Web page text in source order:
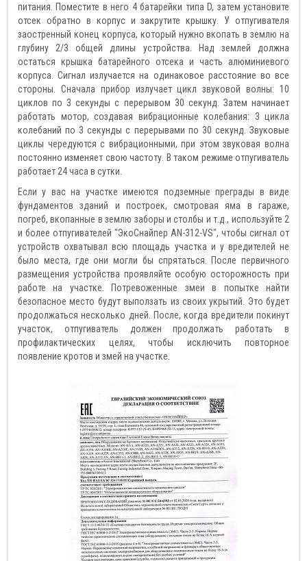
питания. Поместите в него 4 батарейки типа D, затем установите
отсек обратно в корпус и закрутите крышку. У отпугивателя
заостренный конец корпуса, который нужно вкопать в землю на
глубину 2/3 общей длины устройства. Над землей должна
остаться крышка батарейного отсека и часть алюминиевого
корпуса. Сигнал излучается на одинаковое расстояние во все
стороны. Сначала прибор излучает цикл звуковой волны: 10
циклов по 3 секунды с перерывом 30 секунд. Затем начинает
работать мотор, создавая вибрационные колебания: 3 цикла
колебаний по 3 секунды с перерывами по 30 секунд. Звуковые
циклы чередуются с вибрационными, при этом звуковая волна
постоянно изменяет свою частоту. В таком режиме отпугиватель
работает 24 часа в сутки.
Если у вас на участке имеются подземные преграды в виде
фундаментов зданий и построек, смотровая яма в гараже,
погреб, вкопанные в землю заборы и столбы и т.д., используйте 2
и более отпугивателей "ЭкоСнайпер AN-312-VS", чтобы сигнал от
устройств охватывал всю площадь участка и у вредителей не
было места, где они могли бы спрятаться. После первичного
размещения устройства проявляйте особую осторожность при
работе на участке. Потревоженные змеи в попытке найти
безопасное место будут выползать из своих укрытий. Это будет
продолжаться несколько дней. После, когда вредители покинут
участок, отпугиватель должен продолжать работать в
профилактических целях, чтобы исключить повторное
появление кротов и змей на участке.